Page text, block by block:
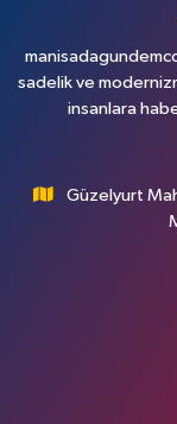
sadelik ve
insanlara
Güzelyurt